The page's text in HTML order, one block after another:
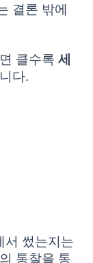
결론 밖에
클수록 세
다.
서 썼는지는
통찰을 통